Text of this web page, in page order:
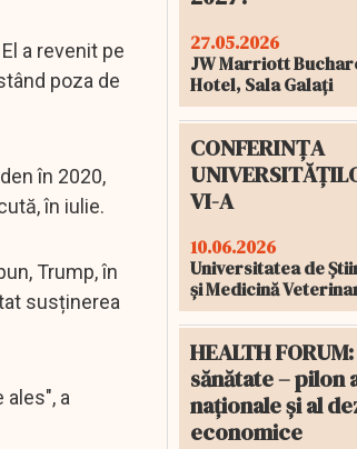
a revenit pe
poza de
în 2020,
în iulie.
Trump, în
susținerea
ales", a
27.05.2026
JW Marriott
Hotel, Sala Galați
CONFERINȚA
VI-A
10.06.2026
Universitatea de
și Medicină
HEALTH
sănătate – pilon
naționale și al
economice